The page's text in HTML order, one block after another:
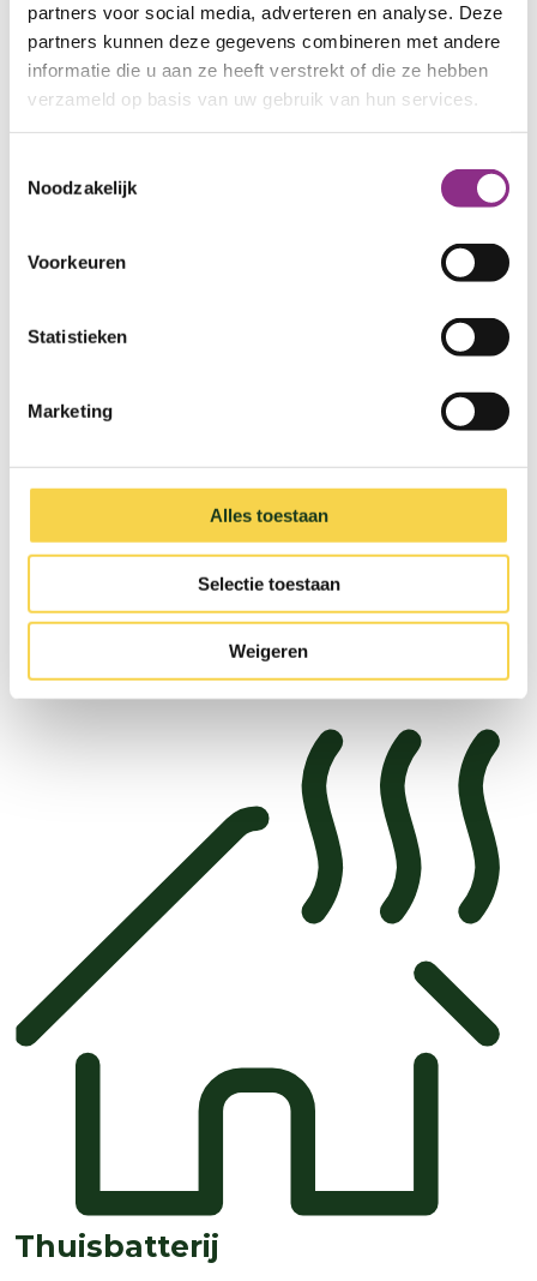
partners voor social media, adverteren en analyse. Deze
partners kunnen deze gegevens combineren met andere
informatie die u aan ze heeft verstrekt of die ze hebben
verzameld op basis van uw gebruik van hun services.
Noodzakelijk
Voorkeuren
Statistieken
Marketing
Alles toestaan
Selectie toestaan
Weigeren
Aardgasvrij wonen
Thuisbatterij